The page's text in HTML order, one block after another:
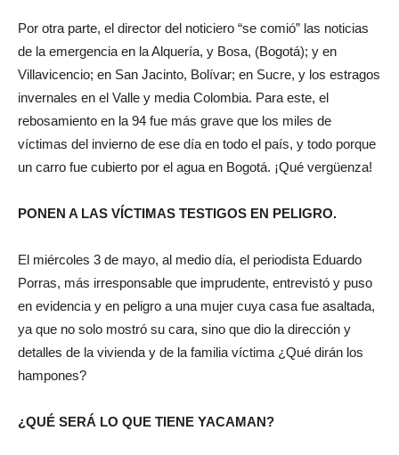
Por otra parte, el director del noticiero “se comió” las noticias
de la emergencia en la Alquería, y Bosa, (Bogotá); y en
Villavicencio; en San Jacinto, Bolívar; en Sucre, y los estragos
invernales en el Valle y media Colombia. Para este, el
rebosamiento en la 94 fue más grave que los miles de
víctimas del invierno de ese día en todo el país, y todo porque
un carro fue cubierto por el agua en Bogotá. ¡Qué vergüenza!
PONEN A LAS VÍCTIMAS TESTIGOS EN PELIGRO.
El miércoles 3 de mayo, al medio día, el periodista Eduardo
Porras, más irresponsable que imprudente, entrevistó y puso
en evidencia y en peligro a una mujer cuya casa fue asaltada,
ya que no solo mostró su cara, sino que dio la dirección y
detalles de la vivienda y de la familia víctima ¿Qué dirán los
hampones?
¿QUÉ SERÁ LO QUE TIENE YACAMAN?